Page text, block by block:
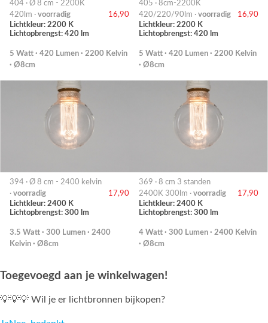
404 · Ø 8 cm - 2200K
420lm · voorradig
16,90
Lichtkleur: 2200 K
Lichtopbrengst: 420 lm
5 Watt · 420 Lumen · 2200 Kelvin
· Ø8cm
405 · 8cm-2200K
420/220/90lm · voorradig
16,90
Lichtkleur: 2200 K
Lichtopbrengst: 420 lm
5 Watt · 420 Lumen · 2200 Kelvin
· Ø8cm
394 · Ø 8 cm - 2400 kelvin
· voorradig
17,90
Lichtkleur: 2400 K
Lichtopbrengst: 300 lm
3.5 Watt · 300 Lumen · 2400
Kelvin · Ø8cm
369 · 8 cm 3 standen
2400K 300lm · voorradig
17,90
Lichtkleur: 2400 K
Lichtopbrengst: 300 lm
4 Watt · 300 Lumen · 2400 Kelvin
· Ø8cm
Toegevoegd aan je winkelwagen!
💡💡💡 Wil je er lichtbronnen bijkopen?